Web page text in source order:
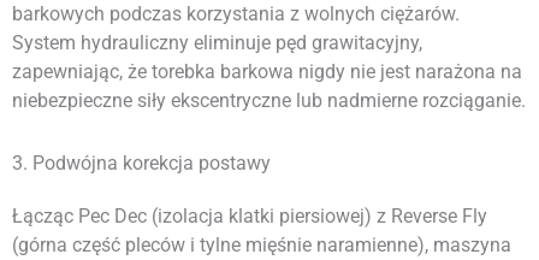
barkowych podczas korzystania z wolnych ciężarów.
System hydrauliczny eliminuje pęd grawitacyjny,
zapewniając, że torebka barkowa nigdy nie jest narażona na
niebezpieczne siły ekscentryczne lub nadmierne rozciąganie.
3. Podwójna korekcja postawy
Łącząc Pec Dec (izolacja klatki piersiowej) z Reverse Fly
(górna część pleców i tylne mięśnie naramienne), maszyna